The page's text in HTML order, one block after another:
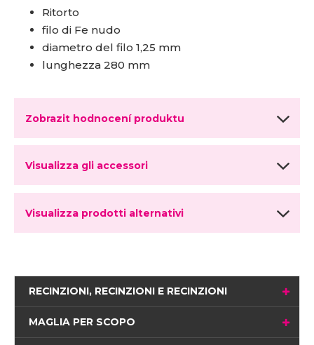
Ritorto
filo di Fe nudo
diametro del filo 1,25 mm
lunghezza 280 mm
Zobrazit hodnocení produktu
Visualizza gli accessori
Visualizza prodotti alternativi
RECINZIONI, RECINZIONI E RECINZIONI
MAGLIA PER SCOPO